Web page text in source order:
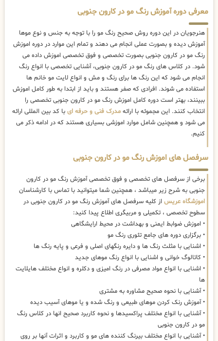
معرفی دوره آموزش رنگ مو در کارون جنوبی
هنرجویان در این دوره روش صحیح رنگ مو را با توجه به جنس و نوع موها
آموزش دیده و بصورت عملی انجام می دهند و تمام این موارد در دوره اموزش
رنگ مو در کارون جنوبی بصورت تخصصی و فوق تخصصی اموزش داده می
شود. در کلاس های رنگ مو در کارون جنوبی، آشنایی تخصصی با انواع رنگ
انجام می شود که این رنگ ها برای رنگ و مش و انواع لایت مو خانم ها
استفاده می شوند. افرادی که صفر هستند و باید از ابتدا به طور کامل اموزش
ببینند، بهتر است دوره کامل اموزش رنگ مو در کارون جنوبی تخصصی را
انتخاب کنند. این مجموئه با ارائه مدرک فنی و حرفه ای با کد بین المللی ارائه
می شود و همچنین شامل موارد اموزشی بسیاری هستند که در ادامه ذکر می
کنیم.
سرفصل های اموزش رنگ مو در کارون جنوبی
برخی از سرفصل های تخصصی و فوق تخصصی آموزش رنگ مو در کارون
جنوبی به شرح زیر میباشد ، همچنین شما میتوانید با تماس با کارشناسان
اموزشگاه عریس از کلیه سرفصل های آموزش رنگ مو در کارون جنوبی در
سطوح تخصصی ، تکمیلی و مربیگری اطلاع پیدا کنید:
• اموزش ضوابط ایمنی و بهداشت در محیط ارایشگاهی
• برگزاری دوره های جامع تئوری رنگ مو
• اشنایی با مثلث رنگ ها و دایره رنگهای اصلی و فرعی و پایه رنگ ها
• کاتالوگ خوانی و اشنایی با انواع رنگ موهای جدید
• اشنایی با انواع مواد مصرفی در رنگ امیزی و دکلره و انواع مختلف هایلایت
ها
• آشنایی با نحوه صحیح مشاوره به مشتری
• آموزش رنک کردن موهای طبیعی و رنگ شده و یا موهای آسیب دیده
• آشنایی با انواع مختلف پراکسیدها و نحوه کاربرد صحیح انها در کلاس رنگ
مو در کارون جنوبی
• آشنایی با انواع مختلف بیرنگ کننده های مو و کاربرد و اثرات آنها بر روی